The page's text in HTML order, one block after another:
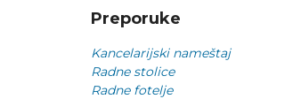
Preporuke
Kancelarijski nameštaj
Radne stolice
Radne fotelje